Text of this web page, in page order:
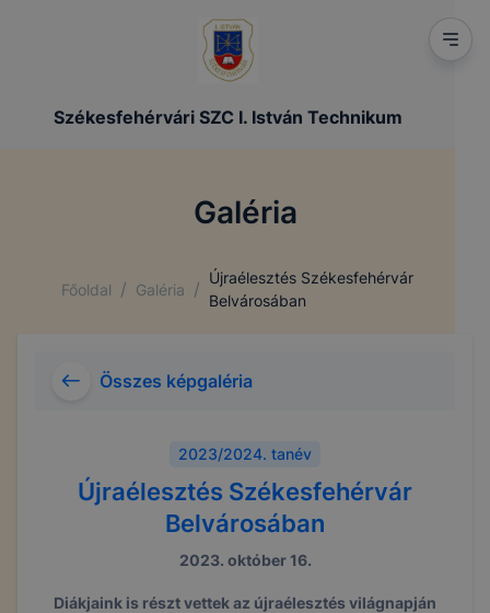
Székesfehérvári SZC I. István Technikum
Galéria
Főoldal / Galéria /
Újraélesztés Székesfehérvár
Belvárosában
Összes képgaléria
2023/2024. tanév
Újraélesztés Székesfehérvár
Belvárosában
2023. október 16.
Diákjaink is részt vettek az újraélesztés világnapján